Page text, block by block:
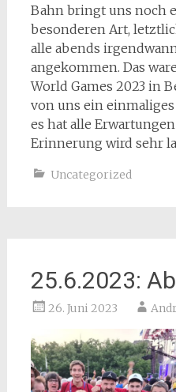
Bahn bringt uns noch
besonderen Art,
alle abends
angekommen. Das
World Games 2023 in
von uns ein
es hat alle
Erinnerung wird sehr
Uncategorized
25.6.2023:
26. Juni 2023